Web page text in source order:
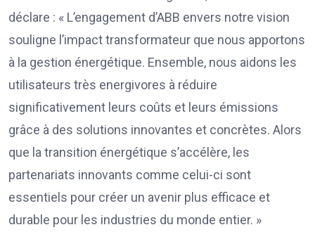
déclare : « L’engagement d’ABB envers notre vision
souligne l’impact transformateur que nous apportons
à la gestion énergétique. Ensemble, nous aidons les
utilisateurs très energivores à réduire
significativement leurs coûts et leurs émissions
grâce à des solutions innovantes et concrètes. Alors
que la transition énergétique s’accélère, les
partenariats innovants comme celui-ci sont
essentiels pour créer un avenir plus efficace et
durable pour les industries du monde entier. »